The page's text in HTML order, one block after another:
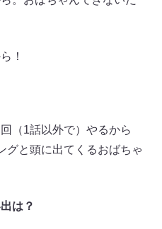
！
（1話以外で）やるから
グと頭に出てくるおばちゃ
は？